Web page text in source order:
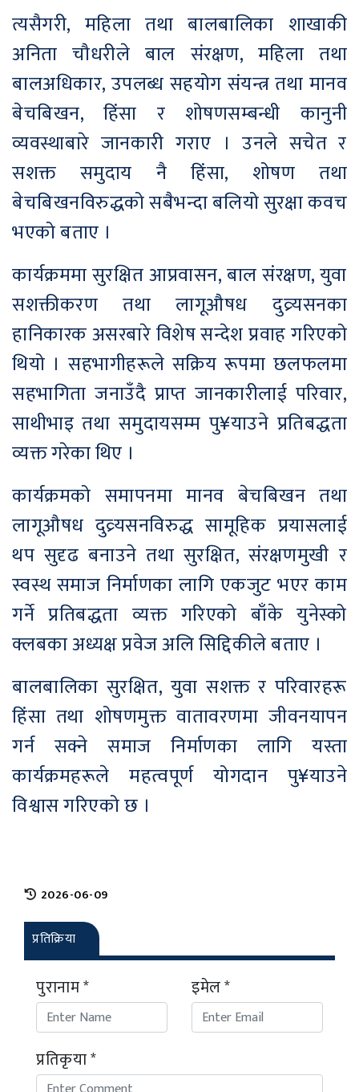
त्यसैगरी, महिला तथा बालबालिका शाखाकी
अनिता चौधरीले बाल संरक्षण, महिला तथा
बालअधिकार, उपलब्ध सहयोग संयन्त्र तथा मानव
बेचबिखन, हिंसा र शोषणसम्बन्धी कानुनी
व्यवस्थाबारे जानकारी गराए । उनले सचेत र
सशक्त समुदाय नै हिंसा, शोषण तथा
बेचबिखनविरुद्धको सबैभन्दा बलियो सुरक्षा कवच
भएको बताए ।
कार्यक्रममा सुरक्षित आप्रवासन, बाल संरक्षण, युवा
सशक्तीकरण तथा लागूऔषध दुव्र्यसनका
हानिकारक असरबारे विशेष सन्देश प्रवाह गरिएको
थियो । सहभागीहरूले सक्रिय रूपमा छलफलमा
सहभागिता जनाउँदै प्राप्त जानकारीलाई परिवार,
साथीभाइ तथा समुदायसम्म पु¥याउने प्रतिबद्धता
व्यक्त गरेका थिए ।
कार्यक्रमको समापनमा मानव बेचबिखन तथा
लागूऔषध दुव्र्यसनविरुद्ध सामूहिक प्रयासलाई
थप सुदृढ बनाउने तथा सुरक्षित, संरक्षणमुखी र
स्वस्थ समाज निर्माणका लागि एकजुट भएर काम
गर्ने प्रतिबद्धता व्यक्त गरिएको बाँके युनेस्को
क्लबका अध्यक्ष प्रवेज अलि सिद्दिकीले बताए ।
बालबालिका सुरक्षित, युवा सशक्त र परिवारहरू
हिंसा तथा शोषणमुक्त वातावरणमा जीवनयापन
गर्न सक्ने समाज निर्माणका लागि यस्ता
कार्यक्रमहरूले महत्वपूर्ण योगदान पु¥याउने
विश्वास गरिएको छ ।
2026-06-09
प्रतिक्रिया
पुरानाम * इमेल *
प्रतिकृया *